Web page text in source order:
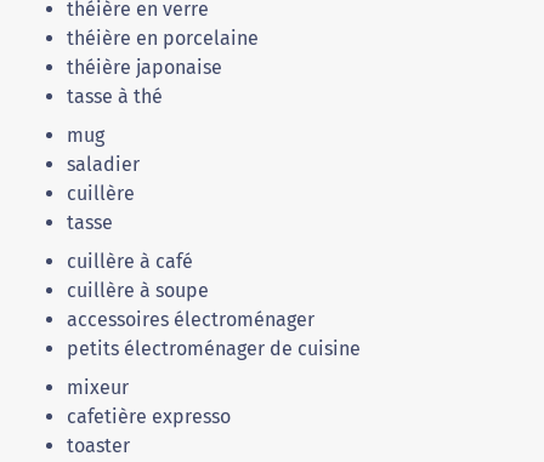
théière en verre
théière en porcelaine
théière japonaise
tasse à thé
mug
saladier
cuillère
tasse
cuillère à café
cuillère à soupe
accessoires électroménager
petits électroménager de cuisine
mixeur
cafetière expresso
toaster